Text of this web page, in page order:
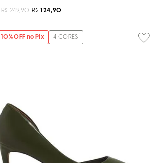
R$ 249,90 R$ 124,90
10% OFF no Pix 4 CORES